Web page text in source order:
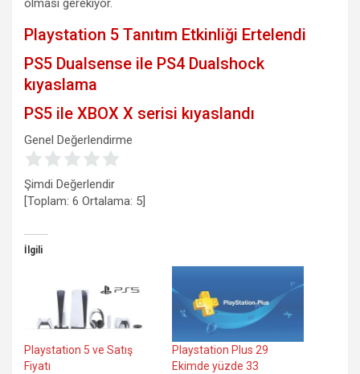
olması gerekiyor.
Playstation 5 Tanıtım Etkinliği Ertelendi
PS5 Dualsense ile PS4 Dualshock
kıyaslama
PS5 ile XBOX X serisi kıyaslandı
Genel Değerlendirme
Şimdi Değerlendir
[Toplam: 6 Ortalama: 5
İlgili
Playstation 5 ve Satış
Fiyatı
Playstation Plus 29
Ekimde yüzde 33